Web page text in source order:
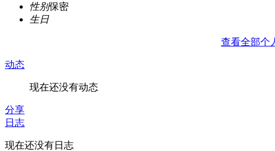
性别保密
生日
查看全部个
动态
现在还没有动态
分享
日志
现在还没有日志